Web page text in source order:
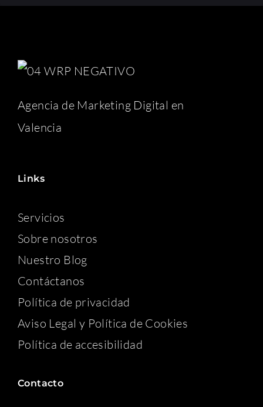
Agencia de Marketing Digital en
Valencia
Links
Servicios
Sobre nosotros
Nuestro Blog
Contáctanos
Política de privacidad
Aviso Legal y Política de Cookies
Política de accesibilidad
Contacto